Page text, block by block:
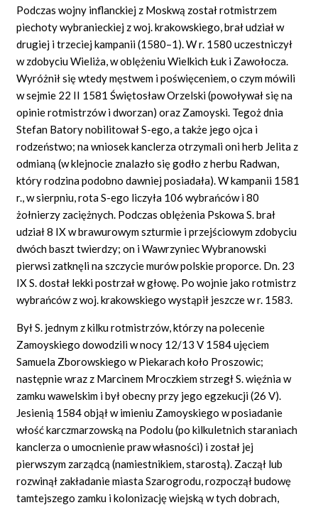
Podczas wojny inflanckiej z Moskwą został rotmistrzem
piechoty wybranieckiej z woj. krakowskiego, brał udział w
drugiej i trzeciej kampanii (1580–1). W r. 1580 uczestniczył
w zdobyciu Wieliża, w oblężeniu Wielkich Łuk i Zawołocza.
Wyróżnił się wtedy męstwem i poświęceniem, o czym mówili
w sejmie 22 II 1581 Świętosław Orzelski (powoływał się na
opinie rotmistrzów i dworzan) oraz Zamoyski. Tegoż dnia
Stefan Batory nobilitował S-ego, a także jego ojca i
rodzeństwo; na wniosek kanclerza otrzymali oni herb Jelita z
odmianą (w klejnocie znalazło się godło z herbu Radwan,
który rodzina podobno dawniej posiadała). W kampanii 1581
r., w sierpniu, rota S-ego liczyła 106 wybrańców i 80
żołnierzy zaciężnych. Podczas oblężenia Pskowa S. brał
udział 8 IX w brawurowym szturmie i przejściowym zdobyciu
dwóch baszt twierdzy; on i Wawrzyniec Wybranowski
pierwsi zatknęli na szczycie murów polskie proporce. Dn. 23
IX S. dostał lekki postrzał w głowę. Po wojnie jako rotmistrz
wybrańców z woj. krakowskiego wystąpił jeszcze w r. 1583.
Był S. jednym z kilku rotmistrzów, którzy na polecenie
Zamoyskiego dowodzili w nocy 12/13 V 1584 ujęciem
Samuela Zborowskiego w Piekarach koło Proszowic;
następnie wraz z Marcinem Mroczkiem strzegł S. więźnia w
zamku wawelskim i był obecny przy jego egzekucji (26 V).
Jesienią 1584 objął w imieniu Zamoyskiego w posiadanie
włość karczmarzowską na Podolu (po kilkuletnich staraniach
kanclerza o umocnienie praw własności) i został jej
pierwszym zarządcą (namiestnikiem, starostą). Zaczął lub
rozwinął zakładanie miasta Szarogrodu, rozpoczął budowę
tamtejszego zamku i kolonizację wiejską w tych dobrach,